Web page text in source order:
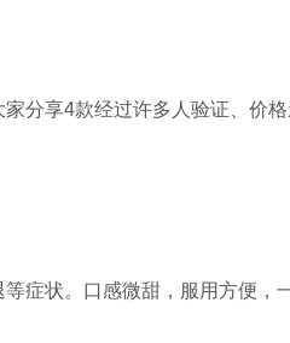
分享4款经过许多人验证、价格
症状。口感微甜，服用方便，